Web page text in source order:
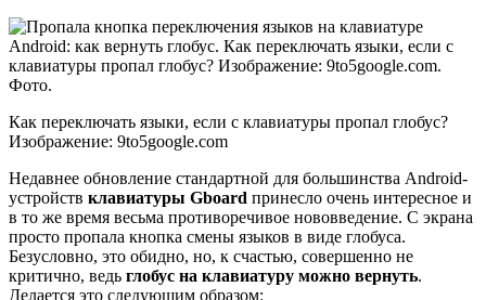
Как переключать языки, если с клавиатуры пропал глобус?
Изображение: 9to5google.com
Недавнее обновление стандартной для большинства Android-
устройств клавиатуры Gboard принесло очень интересное и
в то же время весьма противоречивое нововведение. С экрана
просто пропала кнопка смены языков в виде глобуса.
Безусловно, это обидно, но, к счастью, совершенно не
критично, ведь глобус на клавиатуру можно вернуть.
Делается это следующим образом: